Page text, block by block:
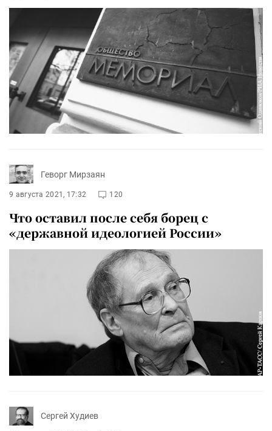
Геворг Мирзаян
9 августа 2021, 17:32 120
Что оставил после себя борец с
«державной идеологией России»
Сергей Худиев